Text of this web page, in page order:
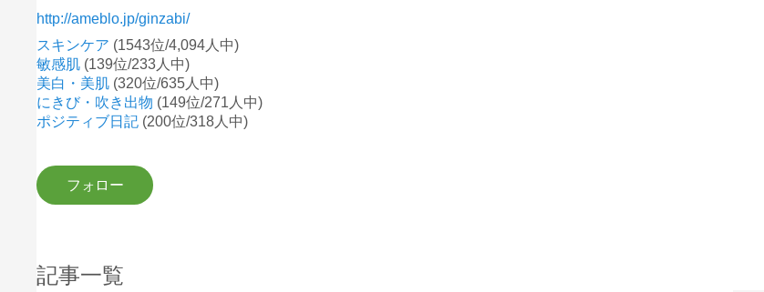
http://ameblo.jp/ginzabi/
スキンケア (1543位/4,094人中)
敏感肌 (139位/233人中)
美白・美肌 (320位/635人中)
にきび・吹き出物 (149位/271人中)
ポジティブ日記 (200位/318人中)
記事一覧